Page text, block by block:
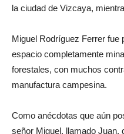
la ciudad de Vizcaya,
Miguel Rodríguez Ferrer fue
espacio completamente
forestales, con muchos
manufactura campesina.
Como anécdotas que aún
señor Miguel, llamado Juan,